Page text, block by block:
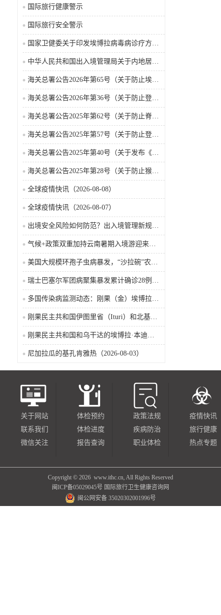
国际旅行健康警示
国际旅行安全警示
国家卫健委关于印发埃博拉病毒病诊疗方案（2026年版）的通知
中华人民共和国出入境管理局关于内地居民前往港澳地区定居审批条件的公告（2026-06-30）
海关总署公告2026年第65号（关于防止埃博拉病毒病疫情传入我国的公告）（2026-05-18）
海关总署公告2026年第36号（关于防止登革热疫情传入我国的公告）
海关总署公告2025年第62号（关于防止脊髓灰质炎疫情传入我国的公告）
海关总署公告2025年第57号（关于防止登革热疫情传入我国的公告）
海关总署公告2025年第40号（关于发布《国境口岸传染病监测实施办法》的公告）
海关总署公告2025年第28号（关于防止猴痘疫情传入我国的公告）
全球疫情快讯（2026-08-08）
全球疫情快讯（2026-08-07）
出境安全风险如何防范？出入境管理新规9月15日起施行
气候+政策双重加持云南暑期入境游迎来热潮
美国大规模环孢子虫病暴发，“沙拉碗”农业生产陷入低迷
瑞士巴塞尔军团病聚集暴发累计确诊28例含死亡病例
多国传染病监测动态：刚果（金）埃博拉确诊突破4000例
刚果民主共和国伊图里省（Ituri）和北基伍省（Nord-Kivu）的埃博拉·本迪布乔病毒病（2026-08-04）
刚果民主共和国和乌干达的埃博拉·本迪布乔病毒病（2026-08-04）
尼加拉瓜的基孔肯雅热（2026-08-03）
关于网站
联系我们
微信关注
体检预约
体检进度
报告查询
政策法规
疾病防治
职业体检
疫情快讯
旅行健康
热点专题
Copyright © 2026 www.ithc.cn, All Rights Reserved
闽ICP备05029045号 国际旅行卫生健康咨询网
闽公网安备 35020302001996号